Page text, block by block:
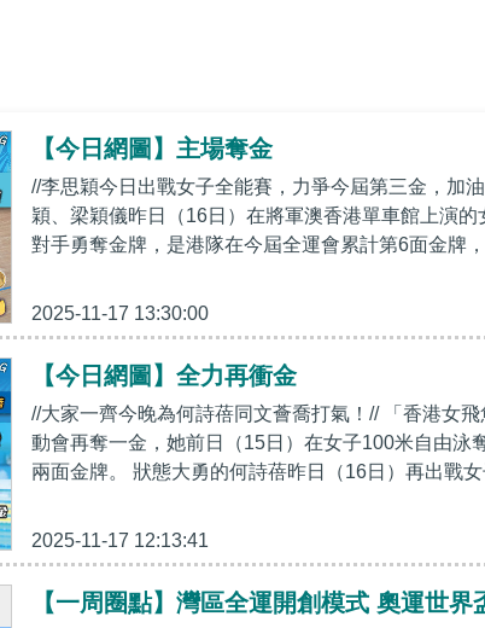
【今日網圖】主場奪金
//李思穎今日出戰女子全能賽，力爭今屆第三金，加
穎、梁穎儀昨日（16日）在將軍澳香港單車館上演
對手勇奪金牌，是港隊在今屆全運會累計第6面金牌
2025-11-17 13:30:00
【今日網圖】全力再衝金
//大家一齊今晚為何詩蓓同文薈喬打氣！// 「香港女
動會再奪一金，她前日（15日）在女子100米自由泳
兩面金牌。 狀態大勇的何詩蓓昨日（16日）再出戰女
2025-11-17 12:13:41
【一周圈點】灣區全運開創模式 奧運世界